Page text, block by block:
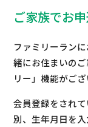
ご家族でお
ファミリーラン
緒にお住まいの
リー」機能がござ
会員登録をされ
別、生年月日を